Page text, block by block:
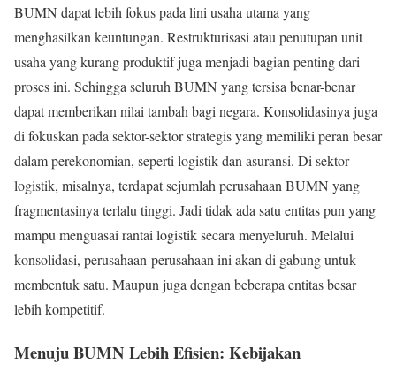
BUMN dapat lebih fokus pada lini usaha utama yang
menghasilkan keuntungan. Restrukturisasi atau penutupan unit
usaha yang kurang produktif juga menjadi bagian penting dari
proses ini. Sehingga seluruh BUMN yang tersisa benar-benar
dapat memberikan nilai tambah bagi negara. Konsolidasinya juga
di fokuskan pada sektor-sektor strategis yang memiliki peran besar
dalam perekonomian, seperti logistik dan asuransi. Di sektor
logistik, misalnya, terdapat sejumlah perusahaan BUMN yang
fragmentasinya terlalu tinggi. Jadi tidak ada satu entitas pun yang
mampu menguasai rantai logistik secara menyeluruh. Melalui
konsolidasi, perusahaan-perusahaan ini akan di gabung untuk
membentuk satu. Maupun juga dengan beberapa entitas besar
lebih kompetitif.
Menuju BUMN Lebih Efisien: Kebijakan